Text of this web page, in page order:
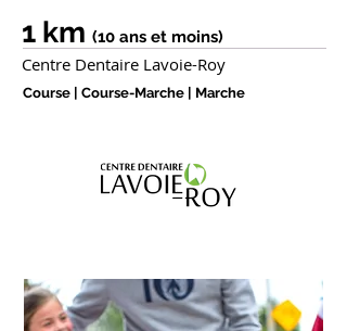
1 km (10 ans et moins)
Centre Dentaire Lavoie-Roy
Course | Course-Marche | Marche